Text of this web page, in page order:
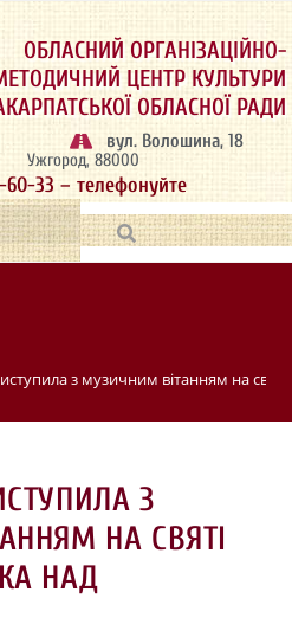
ОБЛАСНИЙ ОРГАНІЗАЦІЙНО-
ЦЕНТР КУЛЬТУРИ
ОБЛАСНОЇ РАДИ
вул. Волошина, 18
Ужгород, 88000
60-33 – телефонуйте
з музичним вітанням на
З
НА СВЯТІ
НАД